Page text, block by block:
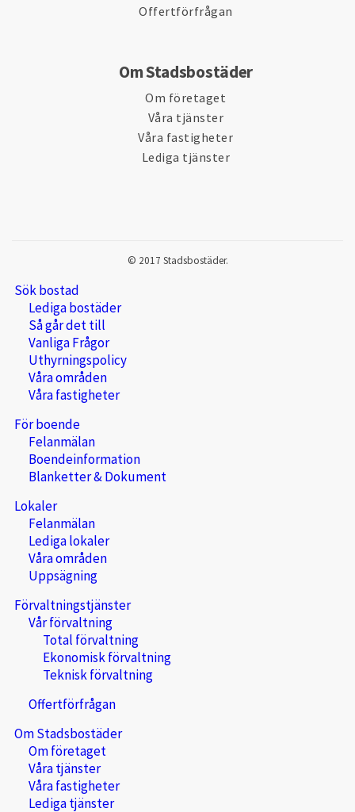
Offertförfrågan
Om Stadsbostäder
Om företaget
Våra tjänster
Våra fastigheter
Lediga tjänster
© 2017 Stadsbostäder.
Sök bostad
Lediga bostäder
Så går det till
Vanliga Frågor
Uthyrningspolicy
Våra områden
Våra fastigheter
För boende
Felanmälan
Boendeinformation
Blanketter & Dokument
Lokaler
Felanmälan
Lediga lokaler
Våra områden
Uppsägning
Förvaltningstjänster
Vår förvaltning
Total förvaltning
Ekonomisk förvaltning
Teknisk förvaltning
Offertförfrågan
Om Stadsbostäder
Om företaget
Våra tjänster
Våra fastigheter
Lediga tjänster